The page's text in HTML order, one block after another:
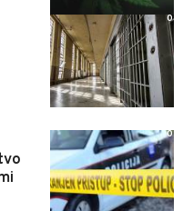
0
0